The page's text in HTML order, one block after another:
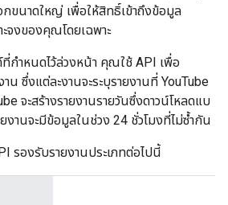
กขนาดใหญ่ เพื่อให้สิทธิ์เข้าถึงข้อมูล
ะจงของคุณโดยเฉพาะ
กำหนดไว้ล่วงหน้า คุณใช้ API เพื่อ
าน ซึ่งแต่ละงานจะระบุรายงานที่ YouTube
จะสร้างรายงานรายวันซึ่งดาวน์โหลดแบ
งานจะมีข้อมูลในช่วง 24 ชั่วโมงที่ไม่ซ้ำกัน
รองรับรายงานประเภทต่อไปนี้